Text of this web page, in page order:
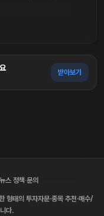
받아보기
스 정책·문의
형태의 투자자문·종목 추천·매수/
다.